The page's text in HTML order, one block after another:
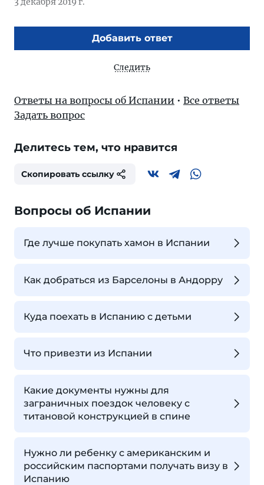
Добавить ответ
Следить
Ответы на вопросы об Испании • Все ответы
Задать вопрос
Делитесь тем, что нравится
Скопировать ссылку
Вопросы об Испании
Где лучше покупать хамон в Испании
Как добраться из Барселоны в Андорру
Куда поехать в Испанию с детьми
Что привезти из Испании
Какие документы нужны для
заграничных поездок человеку с
титановой конструкцией в спине
Нужно ли ребенку с американским и
российским паспортами получать визу в
Испанию